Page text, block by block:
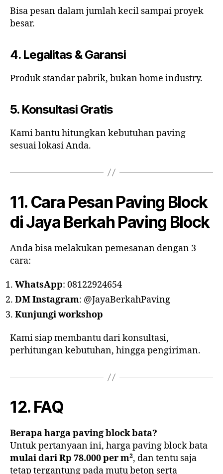
Bisa pesan dalam jumlah kecil sampai proyek
besar.
4. Legalitas & Garansi
Produk standar pabrik, bukan home industry.
5. Konsultasi Gratis
Kami bantu hitungkan kebutuhan paving
sesuai lokasi Anda.
11. Cara Pesan Paving Block
di Jaya Berkah Paving Block
Anda bisa melakukan pemesanan dengan 3
cara:
WhatsApp: 08122924654
DM Instagram: @JayaBerkahPaving
Kunjungi workshop
Kami siap membantu dari konsultasi,
perhitungan kebutuhan, hingga pengiriman.
12. FAQ
Berapa harga paving block bata?
Untuk pertanyaan ini, harga paving block bata
mulai dari Rp 78.000 per m², dan tentu saja
tetap tergantung pada mutu beton serta